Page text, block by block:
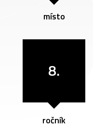
místo
8.
ročník